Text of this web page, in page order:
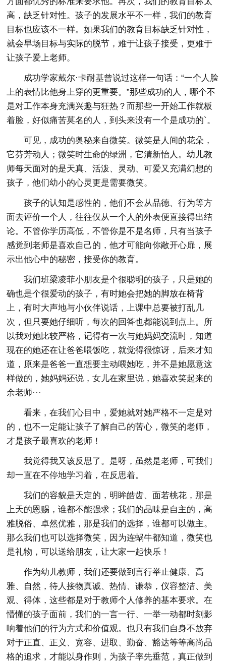
高，缺乏针对性。孩子的发展水平不一样，我们的教育
目标也应该不一样。如果我们的教育目标缺乏针对性，
就会早场目标与实际的脱节，难于让孩子接受，更难于
让孩子爱上老师。
成功学家戴尔·卡耐基曾说过这样一句话：“一个人脸
上的表情比他身上穿的更重要。”那些成功的人，哪个不
是对工作本身充满兴趣与狂热？而那些一开始工作就板
着脸，好似痛苦莫名的人，到头来没有一个是成功的`。
可见，成功的奥秘来自微笑。微笑是人间的花朵，
它芬芳动人；微笑时生命的绿洲，它清新怡人。幼儿教
师每天面对的是天真、活泼、灵动、可爱又充满幻想的
孩子，他们幼小的心灵更是需要微笑。
孩子的认知是感性的，他们不会从品德、行为等方
面去评价一个人，往往仅从一个人的外表便直接得出结
论。不管你学历高低，不管你是不是名师，只有当孩子
感觉到老师是喜欢自己的，他才可能向你敞开心扉，展
示出他心中的秘密，接受你的教育。
我们班梁凌菲小朋友是个很聪明的孩子，只是她的
确也是个很爱动的孩子，有时她会把她的脚放在椅背
上，有时大声地与小伙伴说话，上课中总要被打乱几
次，但只要她仔细听，每次的回答也都能说到点上。所
以我对她比较严格，记得有一次与她妈妈交流时，知道
现在的她还在让爸爸喂饭吃，就觉得很惊讶，后来才知
道，原来是爸爸一直想要主动喂她吃，并不是她愿意这
样做的，她妈妈还说，女儿在家里说，她喜欢笑起来的
余老师···
看来，在我们心目中，爱她就对她严格不一定是对
的，也不一定能让孩子了解自己的苦心，微笑的老师，
才是孩子最喜欢的老师！
我觉得我又该反思了。是呀，虽然是老师，可我们
却一直在不停地学习着，在反思着。
我们的容貌是天定的，明眸皓齿、面若桃花，那是
上天的恩赐，谁都不能强求；我们的品味是自主的，高
雅脱俗、卓然优雅，那是我们的选择，谁都可以做主。
那么我们也可以选择微笑，因为连蜗牛都知道，微笑也
是礼物，可以送给朋友，让大家一起快乐！
作为幼儿教师，我们还要做到言行举止健康、高
雅、自然，待人接物真诚、热情、谦恭，仪容整洁、美
观、得体，这些都是对于教师个人修养的基本要求。在
懵懂的孩子面前，我们的一言一行、一举一动都时刻影
响着他们的行为方式和价值观。也只有我们自身不放弃
对于正直、正义、宽容、进取、勤奋、豁达等等高尚品
格的追求，才能以身作则，为孩子率先垂范，真正做到